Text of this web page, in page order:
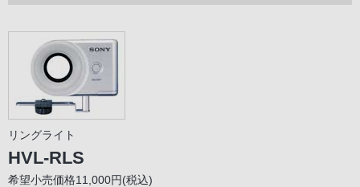
リングライト
HVL-RLS
希望小売価格11,000円(税込)